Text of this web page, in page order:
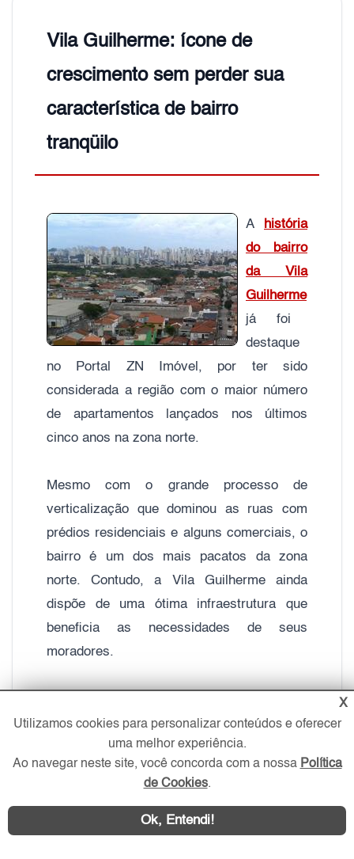
Vila Guilherme: ícone de
crescimento sem perder sua
característica de bairro
tranqüilo
A
história
do bairro
da Vila
Guilherme
já foi
destaque
no Portal ZN Imóvel, por ter sido
considerada a região com o maior número
de apartamentos lançados nos últimos
cinco anos na zona norte.
Mesmo com o grande processo de
verticalização que dominou as ruas com
prédios residenciais e alguns comerciais, o
bairro é um dos mais pacatos da zona
norte. Contudo, a Vila Guilherme ainda
dispõe de uma ótima infraestrutura que
beneficia as necessidades de seus
moradores.
passando por esse processo de
modernização nos últimos anos, concentra
um grande número de casarões com jardins
ele um toque de tradição ao local. Mas,
X
Utilizamos cookies para personalizar conteúdos e oferecer
uma melhor experiência.
Ao navegar neste site, você concorda com a nossa Política
de Cookies.
Ok, Entendi!